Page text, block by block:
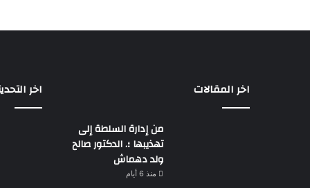
اخر المقالات
من إدارة السلطة إلى
تهذيبها ؛. الدكتور صالح
ولد دهماش
منذ 6 أيام
اخر